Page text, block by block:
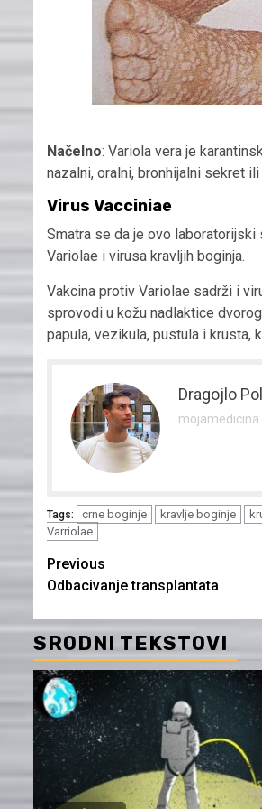
Načelno: Variola vera je
nazalni, oralni, bronhijalni sekret
Virus Vacciniae
Smatra se da je ovo laboratorijski
Variolae i virusa kravljih boginja.
Vakcina protiv Variolae sadrži i
sprovodi u kožu nadlaktice
papula, vezikula, pustula i krusta,
Dragojlo
Tags: crne boginje kravlje boginje
Varriolae
Continue
Reading
Previous
Odbacivanje transplantata
SRODNI TEKSTOVI